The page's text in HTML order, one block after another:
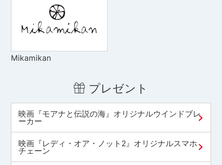
Mikamikan
プレゼント
映画『モアナと伝説の海』オリジナルウインドブレ
ーカー
映画『レディ・オア・ノット2』オリジナルスマホ
チェーン